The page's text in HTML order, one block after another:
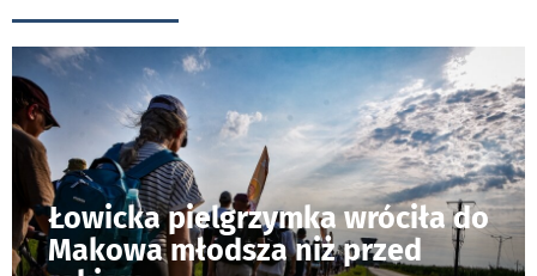
Łowicka pielgrzymka wróciła do
Makowa młodsza niż przed